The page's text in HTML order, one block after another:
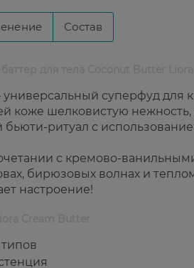
Состав
универсальный суперфуд для
коже шелковистую
бьюти-ритуал с
с кремово-
бирюзовых волнах и
настроение!